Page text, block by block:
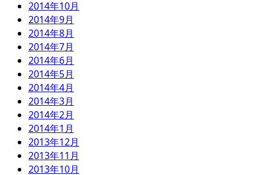
2014年10月
2014年9月
2014年8月
2014年7月
2014年6月
2014年5月
2014年4月
2014年3月
2014年2月
2014年1月
2013年12月
2013年11月
2013年10月